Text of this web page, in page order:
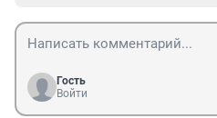
Гость
Войти